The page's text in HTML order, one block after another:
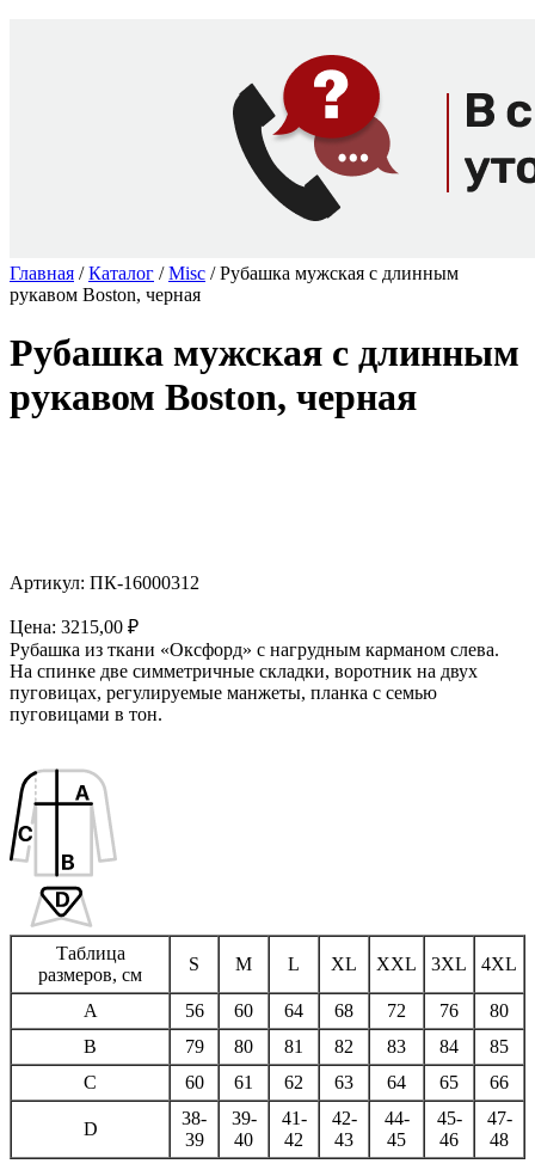
Главная /Каталог /Misc / Рубашка мужская с длинным
рукавом Boston, черная
Рубашка мужская с длинным
рукавом Boston, черная
Артикул: ПК-16000312
Цена: 3215,00 ₽
Рубашка из ткани «Оксфорд» с нагрудным карманом слева.
На спинке две симметричные складки, воротник на двух
пуговицах, регулируемые манжеты, планка с семью
пуговицами в тон.
Таблица
размеров, см
S M L XL XXL 3XL 4XL
A 56 60 64 68 72 76
80
B
79 80 81 82 83 84
85
C
60 61 62 63 64 65 66
D
38-
39
39-
40
41-
42
42-
43
44-
45
45-
46
47-
48